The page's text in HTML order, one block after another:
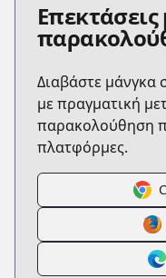
Διαβάστε μάνγκα
με πραγματική
παρακολούθηση
πλατφόρμες.